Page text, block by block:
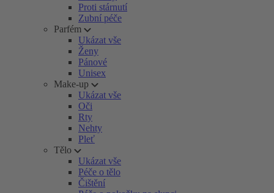
Proti stárnutí
Zubní péče
Parfém
Ukázat vše
Ženy
Pánové
Unisex
Make-up
Ukázat vše
Oči
Rty
Nehty
Pleť
Tělo
Ukázat vše
Péče o tělo
Čištění